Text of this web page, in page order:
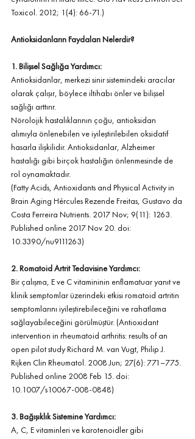
Toxicol. 2012; 1(4): 66-71.)
Antioksidanların Faydaları Nelerdir?
1. Bilişsel Sağlığa Yardımcı:
Antioksidanlar, merkezi sinir sistemindeki aracılar
olarak çalışır, böylece iltihabı önler ve bilişsel
sağlığı arttırır.
Nörolojik hastalıklarının çoğu, antioksidan
alımıyla önlenebilen ve iyileştirilebilen oksidatif
hasarla ilişkilidir. Antioksidanlar, Alzheimer
hastalığı gibi birçok hastalığın önlenmesinde de
rol oynamaktadır.
(Fatty Acids, Antioxidants and Physical Activity in
Brain Aging Hércules Rezende Freitas, Gustavo da
Costa Ferreira Nutrients. 2017 Nov; 9(11): 1263.
Published online 2017 Nov 20. doi:
10.3390/nu9111263)
2. Romatoid Artrit Tedavisine Yardımcı:
Bir çalışma, E ve C vitamininin enflamatuar yanıt ve
klinik semptomlar üzerindeki etkisi romatoid artritin
semptomlarını iyileştirebileceğini ve rahatlama
sağlayabileceğini görülmüştür. (Antioxidant
intervention in rheumatoid arthritis: results of an
open pilot study Richard M. van Vugt, Philip J.
Rijken Clin Rheumatol. 2008 Jun; 27(6): 771–775.
Published online 2008 Feb 15. doi:
10.1007/s10067-008-0848)
3. Bağışıklık Sistemine Yardımcı:
A, C, E vitaminleri ve karotenoidler gibi